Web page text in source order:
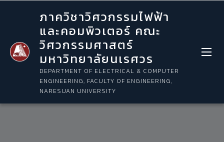
ภาควิชาวิศวกรรมไฟฟ้า
และคอมพิวเตอร์ คณะ
วิศวกรรมศาสตร์
มหาวิทยาลัยนเรศวร
DEPARTMENT OF ELECTRICAL & COMPUTER
ENGINEERING, FACULTY OF ENGINEERING,
NARESUAN UNIVERSITY